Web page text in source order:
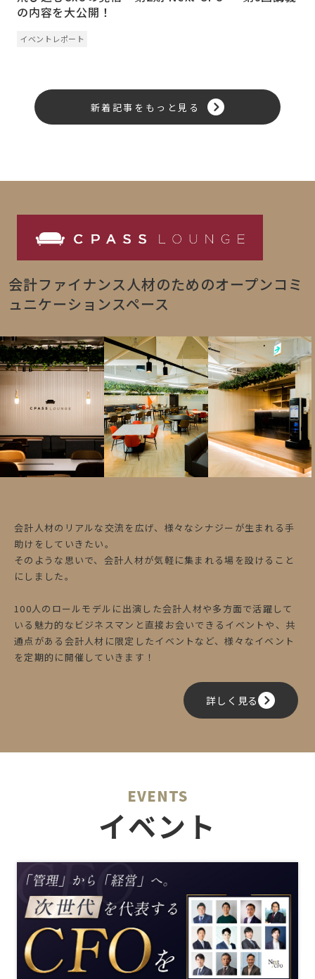
の内容を大公開！
イベントレポート
新着記事をもっと見る
会計ファイナンス人材のためのオープンコミ
ュニケーションスペース
会計人材のリアルな交流を広げ、様々なシナジーが生まれる手
助けをしていきたい。
そのような思いで、会計人材が気軽に集まれる場を設けること
にしました。
100人のロールモデルに出演した会計人材や多方面で活躍して
いる魅力的なビジネスマンと直接お会いできるイベントや、共
通点がある会計人材に限定したイベントなど、様々なイベント
を定期的に開催していきます！
詳しく見る
EVENTS
イベント